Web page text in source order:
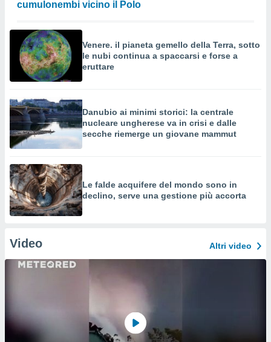
cumulonembi vicino il Polo
Venere. il pianeta gemello della Terra, sotto
le nubi continua a spaccarsi e forse a
eruttare
Danubio ai minimi storici: la centrale
nucleare ungherese va in crisi e dalle
secche riemerge un giovane mammut
Le falde acquifere del mondo sono in
declino, serve una gestione più accorta
Video Altri video